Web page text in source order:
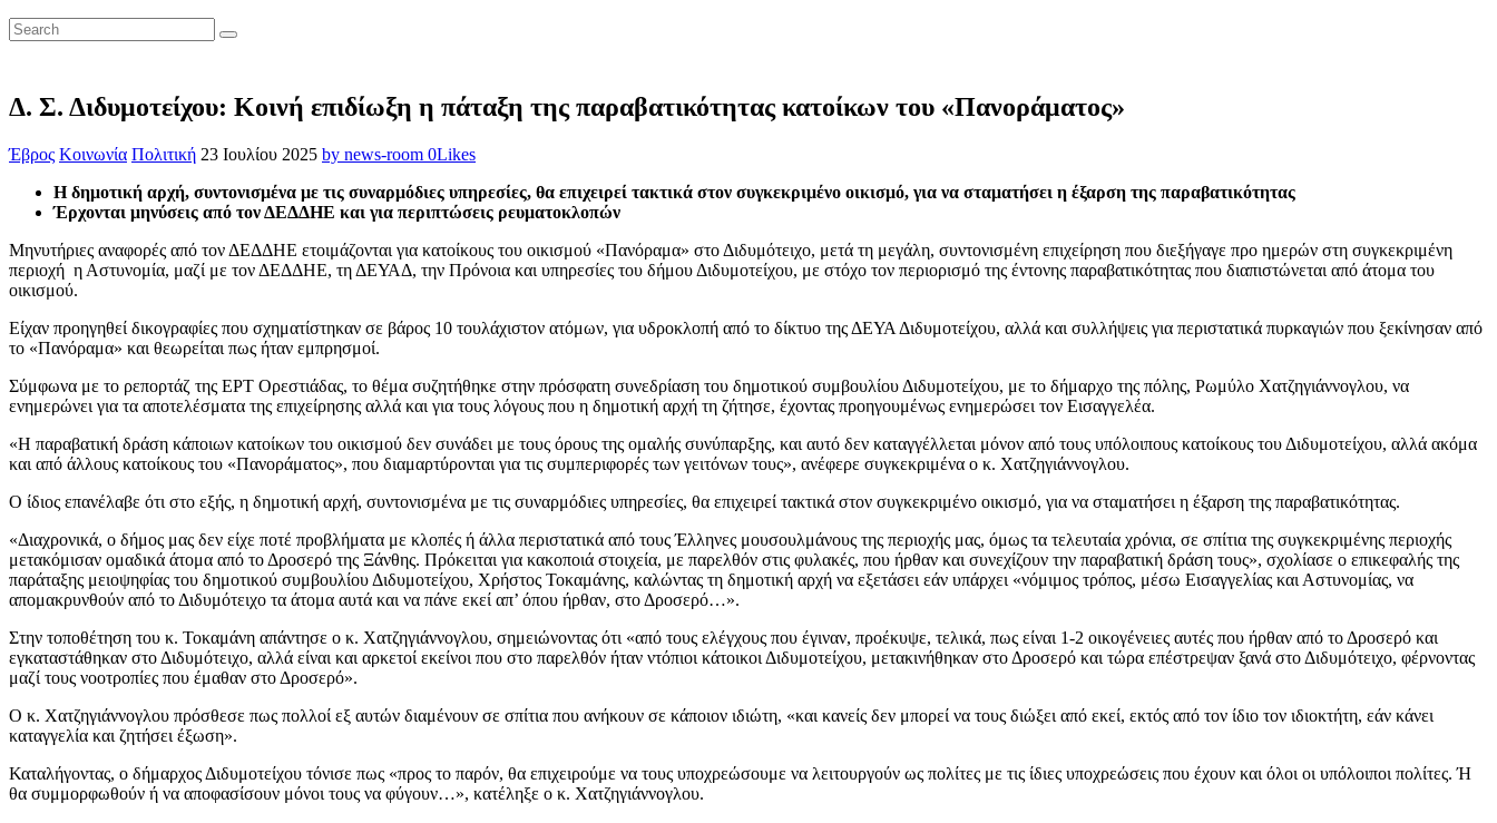
Δ. Σ. Διδυμοτείχου: Κοινή επιδίωξη η πάταξη της παραβατικότητας κατοίκων του «Πανοράματος»
Έβρος Κοινωνία Πολιτική 23 Ιουλίου 2025 by news-room 0Likes
Η δημοτική αρχή, συντονισμένα με τις συναρμόδιες υπηρεσίες, θα επιχειρεί τακτικά στον συγκεκριμένο οικισμό, για να σταματήσει η έξαρση της παραβατικότητας
Έρχονται μηνύσεις από τον ΔΕΔΔΗΕ και για περιπτώσεις ρευματοκλοπών
Μηνυτήριες αναφορές από τον ΔΕΔΔΗΕ ετοιμάζονται για κατοίκους του οικισμού «Πανόραμα» στο Διδυμότειχο, μετά τη μεγάλη, συντονισμένη επιχείρηση που διεξήγαγε προ ημερών στη συγκεκριμένη
περιοχή η Αστυνομία, μαζί με τον ΔΕΔΔΗΕ, τη ΔΕΥΑΔ, την Πρόνοια και υπηρεσίες του δήμου Διδυμοτείχου, με στόχο τον περιορισμό της έντονης παραβατικότητας που διαπιστώνεται από άτομα του
οικισμού.
Είχαν προηγηθεί δικογραφίες που σχηματίστηκαν σε βάρος 10 τουλάχιστον ατόμων, για υδροκλοπή από το δίκτυο της ΔΕΥΑ Διδυμοτείχου, αλλά και συλλήψεις για περιστατικά πυρκαγιών που ξεκίνησαν από
το «Πανόραμα» και θεωρείται πως ήταν εμπρησμοί.
Σύμφωνα με το ρεπορτάζ της ΕΡΤ Ορεστιάδας, το θέμα συζητήθηκε στην πρόσφατη συνεδρίαση του δημοτικού συμβουλίου Διδυμοτείχου, με το δήμαρχο της πόλης, Ρωμύλο Χατζηγιάννογλου, να
ενημερώνει για τα αποτελέσματα της επιχείρησης αλλά και για τους λόγους που η δημοτική αρχή τη ζήτησε, έχοντας προηγουμένως ενημερώσει τον Εισαγγελέα.
«Η παραβατική δράση κάποιων κατοίκων του οικισμού δεν συνάδει με τους όρους της ομαλής συνύπαρξης, και αυτό δεν καταγγέλλεται μόνον από τους υπόλοιπους κατοίκους του Διδυμοτείχου, αλλά ακόμα
και από άλλους κατοίκους του «Πανοράματος», που διαμαρτύρονται για τις συμπεριφορές των γειτόνων τους», ανέφερε συγκεκριμένα ο κ. Χατζηγιάννογλου.
Ο ίδιος επανέλαβε ότι στο εξής, η δημοτική αρχή, συντονισμένα με τις συναρμόδιες υπηρεσίες, θα επιχειρεί τακτικά στον συγκεκριμένο οικισμό, για να σταματήσει η έξαρση της παραβατικότητας.
«Διαχρονικά, ο δήμος μας δεν είχε ποτέ προβλήματα με κλοπές ή άλλα περιστατικά από τους Έλληνες μουσουλμάνους της περιοχής μας, όμως τα τελευταία χρόνια, σε σπίτια της συγκεκριμένης περιοχής
μετακόμισαν ομαδικά άτομα από το Δροσερό της Ξάνθης. Πρόκειται για κακοποιά στοιχεία, με παρελθόν στις φυλακές, που ήρθαν και συνεχίζουν την παραβατική δράση τους», σχολίασε ο επικεφαλής της
παράταξης μειοψηφίας του δημοτικού συμβουλίου Διδυμοτείχου, Χρήστος Τοκαμάνης, καλώντας τη δημοτική αρχή να εξετάσει εάν υπάρχει «νόμιμος τρόπος, μέσω Εισαγγελίας και Αστυνομίας, να
απομακρυνθούν από το Διδυμότειχο τα άτομα αυτά και να πάνε εκεί απ’ όπου ήρθαν, στο Δροσερό…».
Στην τοποθέτηση του κ. Τοκαμάνη απάντησε ο κ. Χατζηγιάννογλου, σημειώνοντας ότι «από τους ελέγχους που έγιναν, προέκυψε, τελικά, πως είναι 1-2 οικογένειες αυτές που ήρθαν από το Δροσερό και
εγκαταστάθηκαν στο Διδυμότειχο, αλλά είναι και αρκετοί εκείνοι που στο παρελθόν ήταν ντόπιοι κάτοικοι Διδυμοτείχου, μετακινήθηκαν στο Δροσερό και τώρα επέστρεψαν ξανά στο Διδυμότειχο, φέρνοντας
μαζί τους νοοτροπίες που έμαθαν στο Δροσερό».
Ο κ. Χατζηγιάννογλου πρόσθεσε πως πολλοί εξ αυτών διαμένουν σε σπίτια που ανήκουν σε κάποιον ιδιώτη, «και κανείς δεν μπορεί να τους διώξει από εκεί, εκτός από τον ίδιο τον ιδιοκτήτη, εάν κάνει
καταγγελία και ζητήσει έξωση».
Καταλήγοντας, ο δήμαρχος Διδυμοτείχου τόνισε πως «προς το παρόν, θα επιχειρούμε να τους υποχρεώσουμε να λειτουργούν ως πολίτες με τις ίδιες υποχρεώσεις που έχουν και όλοι οι υπόλοιποι πολίτες. Ή
θα συμμορφωθούν ή να αποφασίσουν μόνοι τους να φύγουν…», κατέληξε ο κ. Χατζηγιάννογλου.